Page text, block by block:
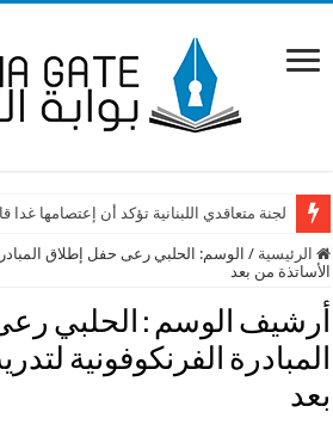
لجنة متعاقدي اللبنانية تؤكد أن إعتصامها
الرئيسية / الوسم: الحلبي رعى حفل إطلاق
الأساتذة من بعد
أرشيف الوسم : الحلبي
المبادرة الفرنكوفونية
بعد